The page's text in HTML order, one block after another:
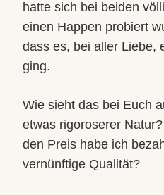
hatte sich bei beiden
einen Happen probiert
dass es, bei aller Liebe,
ging.
Wie sieht das bei Euch
etwas rigoroserer
den Preis habe ich
vernünftige Qualität?